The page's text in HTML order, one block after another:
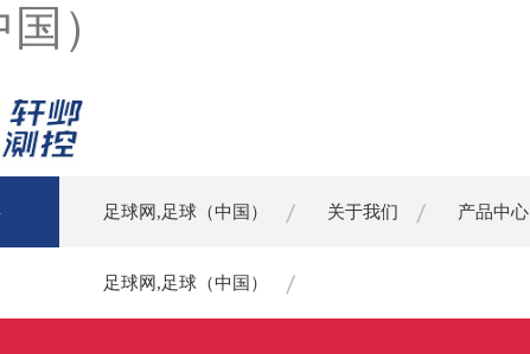
）
足球网,足球（中国） 关于我们 产品中心
足球网,足球（中国）